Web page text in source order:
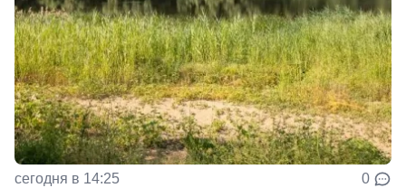
сегодня в 14:25 0